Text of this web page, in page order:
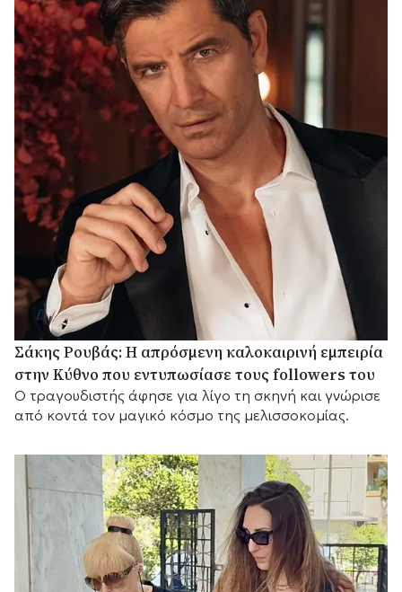
Σάκης Ρουβάς: Η απρόσμενη καλοκαιρινή εμπειρία
στην Κύθνο που εντυπωσίασε τους followers του
Ο τραγουδιστής άφησε για λίγο τη σκηνή και γνώρισε
από κοντά τον μαγικό κόσμο της μελισσοκομίας.